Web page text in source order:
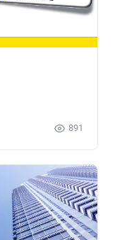
891